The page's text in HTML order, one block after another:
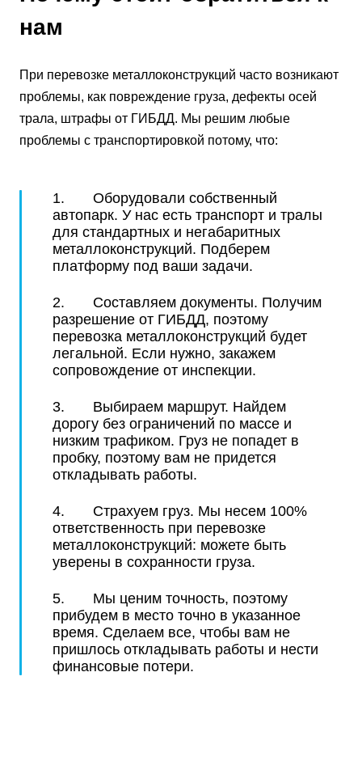
нам
При перевозке металлоконструкций часто возникают
проблемы, как повреждение груза, дефекты осей
трала, штрафы от ГИБДД. Мы решим любые
проблемы с транспортировкой потому, что:
1. Оборудовали собственный
автопарк. У нас есть транспорт и тралы
для стандартных и негабаритных
металлоконструкций. Подберем
платформу под ваши задачи.
2. Составляем документы. Получим
разрешение от ГИБДД, поэтому
перевозка металлоконструкций будет
легальной. Если нужно, закажем
сопровождение от инспекции.
3. Выбираем маршрут. Найдем
дорогу без ограничений по массе и
низким трафиком. Груз не попадет в
пробку, поэтому вам не придется
откладывать работы.
4. Страхуем груз. Мы несем 100%
ответственность при перевозке
металлоконструкций: можете быть
уверены в сохранности груза.
5. Мы ценим точность, поэтому
прибудем в место точно в указанное
время. Сделаем все, чтобы вам не
пришлось откладывать работы и нести
финансовые потери.